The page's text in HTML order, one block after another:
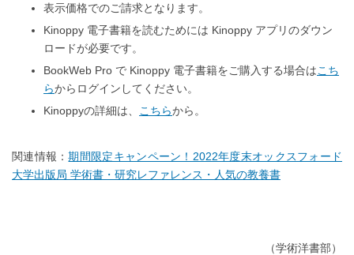
表示価格でのご請求となります。
Kinoppy 電子書籍を読むためには Kinoppy アプリのダウン
ロードが必要です。
BookWeb Pro で Kinoppy 電子書籍をご購入する場合はこち
らからログインしてください。
Kinoppyの詳細は、
こちらから。
関連情報：期間限定キャンペーン！2022年度末オックスフォード
大学出版局 学術書・研究レファレンス・人気の教養書
（学術洋書部）